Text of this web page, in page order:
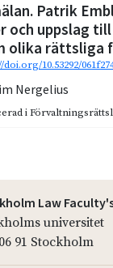
Patrik
och uppslag
olika rättsliga
10.53292/
Nergelius
i
Law
universitet
91 Stockholm